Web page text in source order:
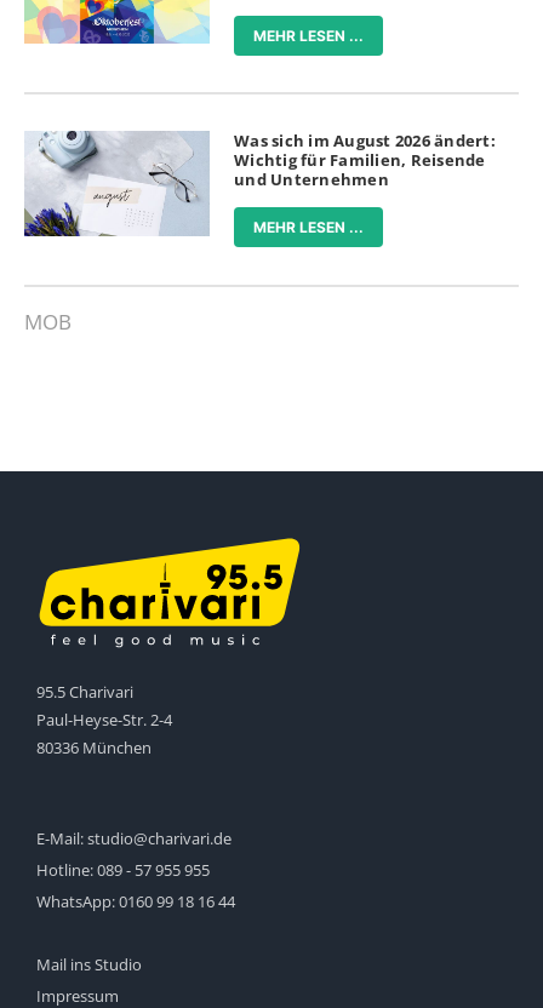
MEHR LESEN ...
Was sich im August 2026 ändert:
Wichtig für Familien, Reisende
und Unternehmen
MEHR LESEN ...
MOB
95.5 Charivari
Paul-Heyse-Str. 2-4
80336 München
E-Mail:studio@charivari.de
Hotline:089 - 57 955 955
WhatsApp:0160 99 18 16 44
Mail ins Studio
Impressum